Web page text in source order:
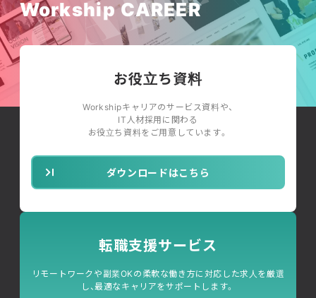
Workship CAREER
お役立ち資料
Workshipキャリアのサービス資料や、
IT人材採用に関わる
お役立ち資料をご用意しています。
ダウンロードはこちら
転職支援サービス
リモートワークや副業OKの柔軟な働き方に対応した求人を厳選
し、最適なキャリアをサポートします。